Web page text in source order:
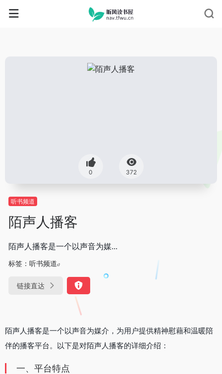
0 372
听书频道
陌声人播客
陌声人播客是一个以声音为媒...
标签： 听书频道
链接直达
陌声人播客是一个以声音为媒介，为用户提供精神慰藉和温暖陪
伴的播客平台。以下是对陌声人播客的详细介绍：
一、平台特点